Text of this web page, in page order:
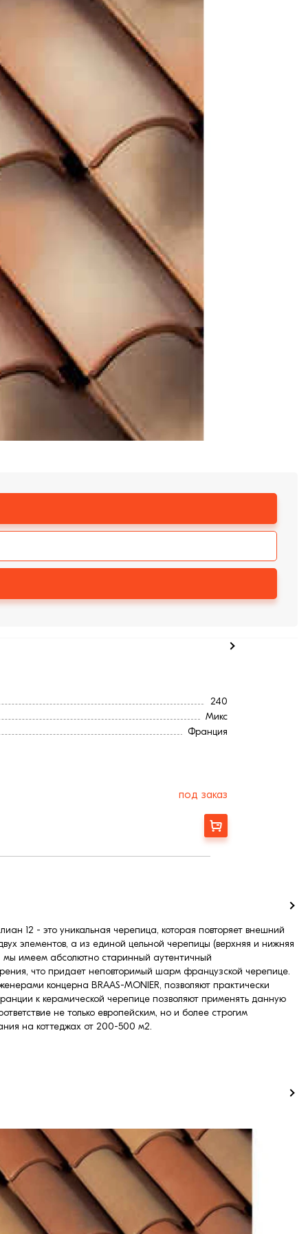
240
Микс
Франция
3,4
217
366
под заказ
Заказать
12 - это уникальная черепица, которая повторяет внешний
элементов, а из единой цельной черепицы (верхняя и нижняя
мы имеем абсолютно старинный аутентичный
что придает неповторимый шарм французской черепице.
концерна BRAAS-MONIER, позволяют практически
к керамической черепице позволяют применять данную
не только европейским, но и более строгим
на коттеджах от 200-500 м2.